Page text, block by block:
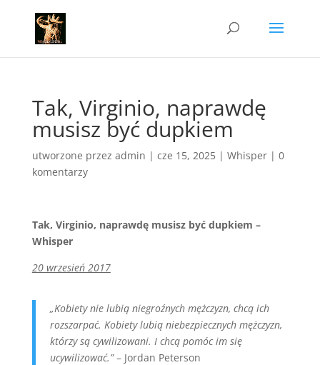
Tak, Virginio, naprawdę
musisz być dupkiem
utworzone przez admin | cze 15, 2025| Whisper| 0
komentarzy
Tak, Virginio, naprawdę musisz być dupkiem –
Whisper
20 wrzesień 2017
„Kobiety nie lubią niegroźnych mężczyzn, chcą ich
rozszarpać. Kobiety lubią niebezpiecznych mężczyzn,
którzy są cywilizowani. I chcą pomóc im się
ucywilizować.”– Jordan Peterson